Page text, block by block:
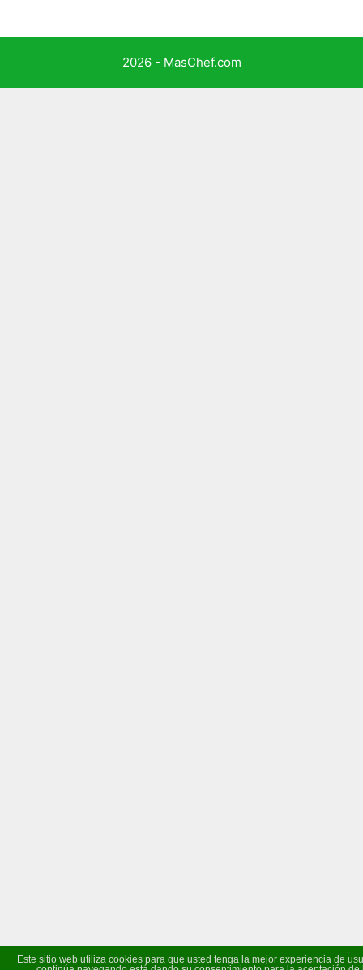
2026 - MasChef.com
Este sitio web utiliza cookies para que usted tenga la mejor experiencia de